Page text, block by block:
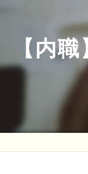
【内